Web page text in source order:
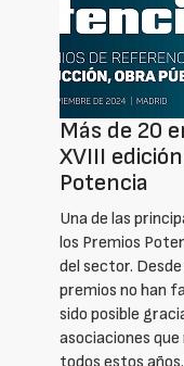
Más de 20
XVIII
Potencia
Una de las
los Premios
del sector.
premios no han
sido posible
asociaciones